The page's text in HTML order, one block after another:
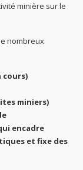
minière sur le
nombreux
cours)
miniers)
encadre
et fixe des